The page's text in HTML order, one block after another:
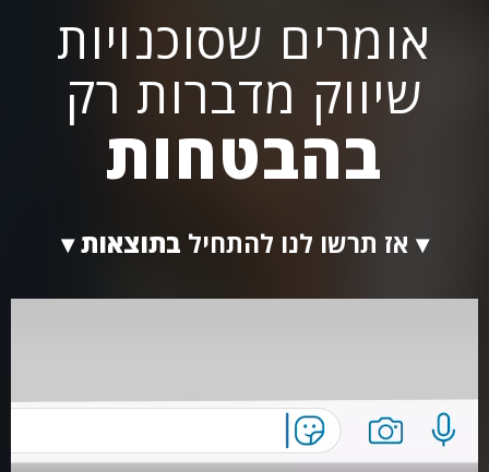
אומרים שסוכנויות
שיווק מדברות רק
בהבטחות
▾ אז תרשו לנו להתחיל בתוצאות ▾